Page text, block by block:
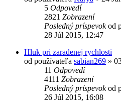
5 Odpovedí
2821 Zobrazení
Posledný príspevokod
28 Júl 2015, 12:47
Hluk pri zaradenej rychlosti
od používateľa sabian269 »
11 Odpovedí
4111 Zobrazení
Posledný príspevokod
26 Júl 2015, 16:08